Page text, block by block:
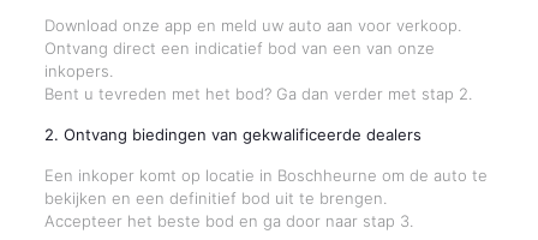
Download onze app en meld uw auto aan voor verkoop.
Ontvang direct een indicatief bod van een van onze
inkopers.
Bent u tevreden met het bod? Ga dan verder met stap 2.
2. Ontvang biedingen van gekwalificeerde dealers
Een inkoper komt op locatie in Boschheurne om de auto te
bekijken en een definitief bod uit te brengen.
Accepteer het beste bod en ga door naar stap 3.